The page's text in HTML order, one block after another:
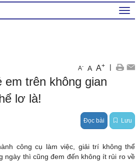
A- A A+ |
em trên không gian
lơ là!
Đọc bài Lưu
công cụ làm việc, giải trí không thể
ngày thì cũng đem đến không ít rủi ro về